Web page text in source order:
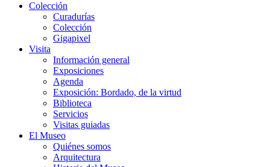
Colección
Curadurías
Colección
Gigapixel
Visita
Información general
Exposiciones
Agenda
Exposición: Bordado, de la virtud
Biblioteca
Servicios
Visitas guiadas
El Museo
Quiénes somos
Arquitectura